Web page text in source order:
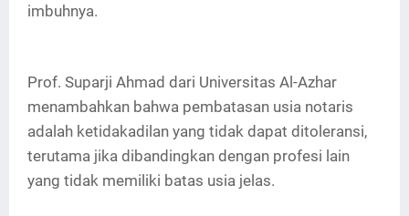
imbuhnya.
Prof. Suparji Ahmad dari Universitas Al-Azhar
menambahkan bahwa pembatasan usia notaris
adalah ketidakadilan yang tidak dapat ditoleransi,
terutama jika dibandingkan dengan profesi lain
yang tidak memiliki batas usia jelas.